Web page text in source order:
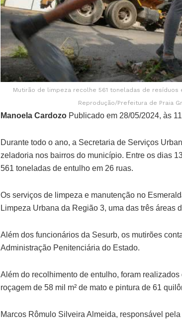
Mutirão de limpeza recolhe 561 toneladas de resíduos
Reprodução/Prefeitura de Praia
Manoela Cardozo Publicado em 28/05/2024, às
Durante todo o ano, a Secretaria de Serviços
zeladoria nos bairros do município. Entre os dias
561 toneladas de entulho em 26 ruas.
Os serviços de limpeza e manutenção no
Limpeza Urbana da Região 3, uma das três áreas
Além dos funcionários da Sesurb, os mutirões
Administração Penitenciária do Estado.
Além do recolhimento de entulho, foram
roçagem de 58 mil m² de mato e pintura de 61
Marcos Rômulo Silveira Almeida, responsável